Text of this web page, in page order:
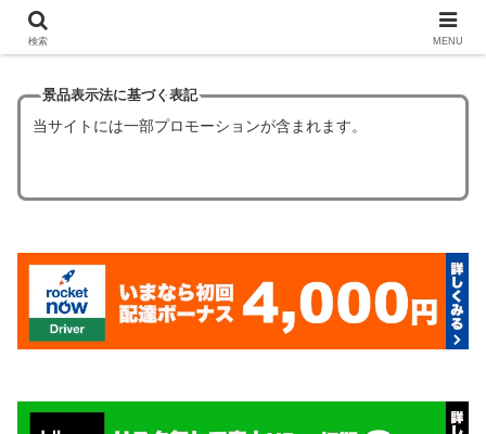
景品表示法に基づく表記
当サイトには一部プロモーションが含まれます。
検索 MENU